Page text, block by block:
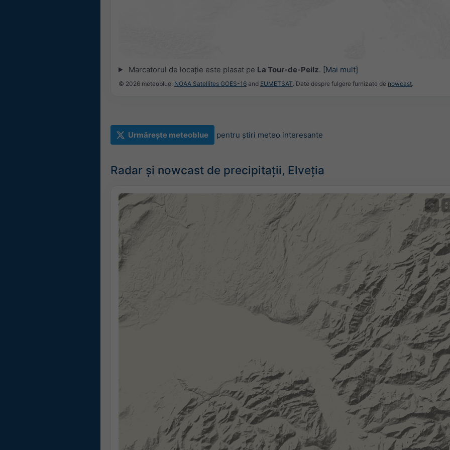
Marcatorul de locație este plasat pe La Tour-de-Peilz. [Mai mult]
© 2026 meteoblue, NOAA Satellites GOES-16 and EUMETSAT. Date despre fulgere furnizate de nowcast.
Urmărește meteoblue pentru știri meteo interesante
Radar și nowcast de precipitații, Elveția
©